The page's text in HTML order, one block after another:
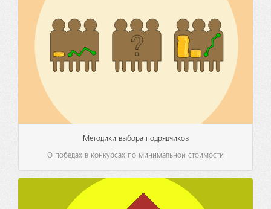
Методики выбора подрядчиков
О победах в конкурсах по минимальной стоимости